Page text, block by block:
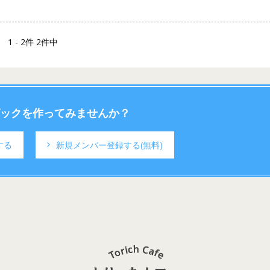
1 - 2件 2件中
クを作ってみませんか？
る 新規メンバー登録する(無料)